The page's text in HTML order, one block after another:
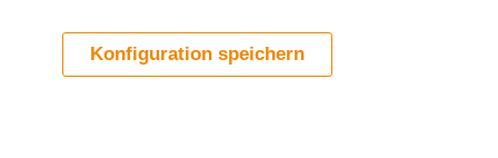
Konfiguration speichern